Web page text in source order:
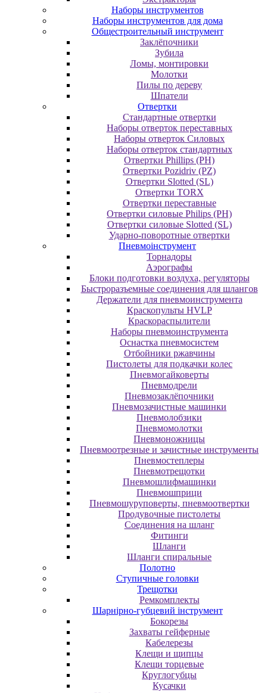
Наборы инструментов
Наборы инструментов для дома
Общестроительный инструмент
Заклёпочники
Зубила
Ломы, монтировки
Молотки
Пилы по дереву
Шпатели
Отвертки
Cтандартные отвертки
Наборы отверток переставных
Наборы отверток Силовых
Наборы отверток стандартных
Отвертки Phillips (PH)
Отвертки Pozidriv (PZ)
Отвертки Slotted (SL)
Отвертки TORX
Отвертки переставные
Отвертки силовые Philips (PH)
Отвертки силовые Slotted (SL)
Ударно-поворотные отвертки
Пневмоінструмент
Topнaдopы
Аэрографы
Блоки подготовки воздуха, регуляторы
Быстроразъемные соединения для шлангов
Держатели для пневмоинструмента
Краскопульты HVLP
Краскораспылители
Наборы пневмоинструмента
Оснастка пневмосистем
Отбойники ржавчины
Пистолеты для подкачки колес
Пневмогайковерты
Пневмодрели
Пневмозаклёпочники
Пневмозачистные машинки
Пневмолобзики
Пневмомолотки
Пневмоножницы
Пневмоотрезные и зачистные инструменты
Пневмостеплеры
Пневмотрещотки
Пневмошлифмашинки
Пневмошприци
Пневмошуруповерты, пневмоотвертки
Продувочные пистолеты
Соединения на шланг
Фитинги
Шланги
Шланги спиральные
Полотно
Ступичные головки
Трещотки
Ремкомплекты
Шарнірно-губцевий інструмент
Бокорезы
Захваты гейферные
Кабелерезы
Клещи и щипцы
Клещи торцевые
Круглогубцы
Кусачки